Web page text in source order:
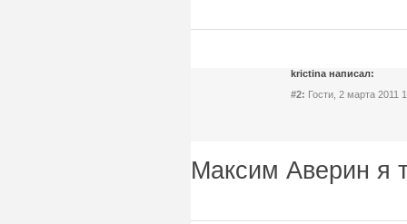
krictina написал:
#2: Гости, 2 марта 2011
Максим Аверин я